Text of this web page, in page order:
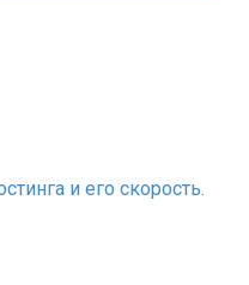
и его скорость.